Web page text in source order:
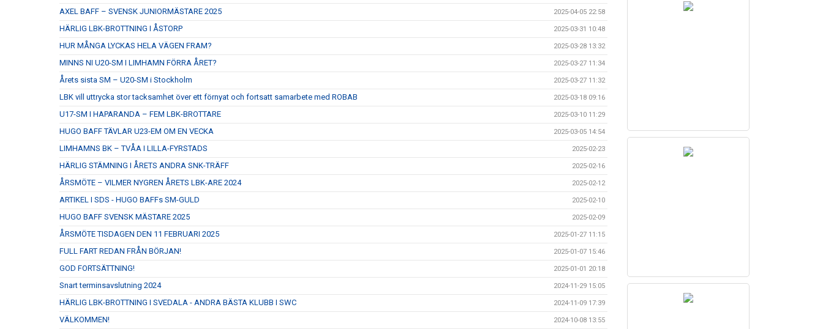
AXEL BAFF – SVENSK JUNIORMÄSTARE 2025 2025-04-05 22:58
HÄRLIG LBK-BROTTNING I ÅSTORP 2025-03-31 10:48
HUR MÅNGA LYCKAS HELA VÄGEN FRAM? 2025-03-28 13:32
MINNS NI U20-SM I LIMHAMN FÖRRA ÅRET? 2025-03-27 11:34
Årets sista SM – U20-SM i Stockholm 2025-03-27 11:32
LBK vill uttrycka stor tacksamhet över ett förnyat och fortsatt samarbete med ROBAB 2025-03-18 09:16
U17-SM I HAPARANDA – FEM LBK-BROTTARE 2025-03-10 11:29
HUGO BAFF TÄVLAR U23-EM OM EN VECKA 2025-03-05 14:54
LIMHAMNS BK – TVÅA I LILLA-FYRSTADS 2025-02-23
HÄRLIG STÄMNING I ÅRETS ANDRA SNK-TRÄFF 2025-02-16
ÅRSMÖTE – VILMER NYGREN ÅRETS LBK-ARE 2024 2025-02-12
ARTIKEL I SDS - HUGO BAFFs SM-GULD 2025-02-10
HUGO BAFF SVENSK MÄSTARE 2025 2025-02-09
ÅRSMÖTE TISDAGEN DEN 11 FEBRUARI 2025 2025-01-27 11:15
FULL FART REDAN FRÅN BÖRJAN! 2025-01-07 15:46
GOD FORTSÄTTNING! 2025-01-01 20:18
Snart terminsavslutning 2024 2024-11-29 15:05
HÄRLIG LBK-BROTTNING I SVEDALA - ANDRA BÄSTA KLUBB I SWC 2024-11-09 17:39
VÄLKOMMEN! 2024-10-08 13:55